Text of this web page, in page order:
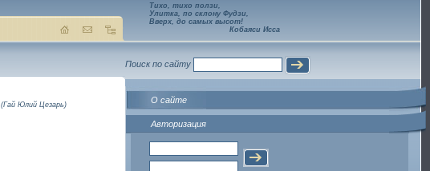
(Гай Юлий Цезарь)
Тихо, тихо ползи,
Улитка, по склону Фудзи,
Вверх, до самых высот!
Кобаяси Исса
Поиск по сайту
О сайте
Авторизация